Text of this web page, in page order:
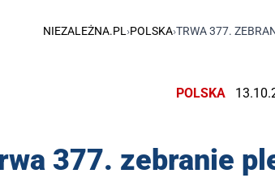
NIEZALEŻNA.PL ›POLSKA›TRWA 377.
POLSKA
377. zebranie